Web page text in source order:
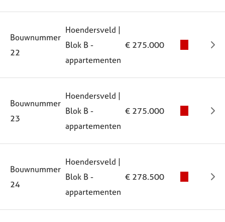
Bouwnummer
22
Hoendersveld |
Blok B -
appartementen
€ 275.000
Bouwnummer
23
Hoendersveld |
Blok B -
appartementen
€ 275.000
Bouwnummer
24
Hoendersveld |
Blok B -
appartementen
€ 278.500